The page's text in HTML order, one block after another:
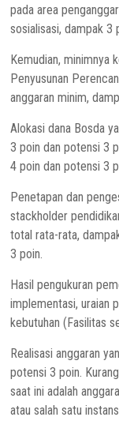
pada area
sosialisasi, dampak 3
Kemudian, minimnya
Penyusunan
anggaran minim,
Alokasi dana Bosda
3 poin dan potensi 3
4 poin dan potensi 3
Penetapan dan
stackholder
total rata-rata,
3 poin.
Hasil pengukuran
implementasi, uraian
kebutuhan (Fasilitas
Realisasi anggaran
potensi 3 poin.
saat ini adalah
atau salah satu